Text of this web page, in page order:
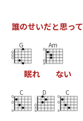
誰のせいだと思って
G
眠れ
Am
ない
C D C